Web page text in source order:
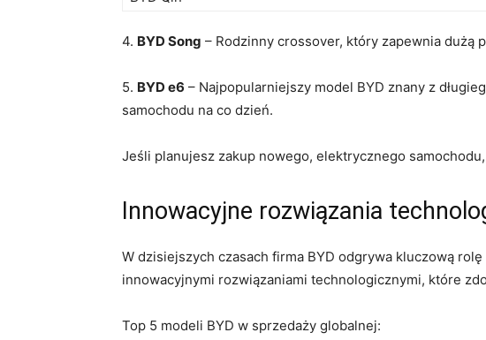
4. BYD Song – Rodzinny crossover, ⁢który zapewnia dużą
5. BYD e6 – Najpopularniejszy model BYD znany z
samochodu na co dzień.
Jeśli planujesz zakup nowego, elektrycznego
Innowacyjne rozwiązania
W dzisiejszych czasach firma BYD odgrywa kluczową
innowacyjnymi rozwiązaniami technologicznymi, które
Top ⁢5 ⁢modeli BYD w sprzedaży globalnej: